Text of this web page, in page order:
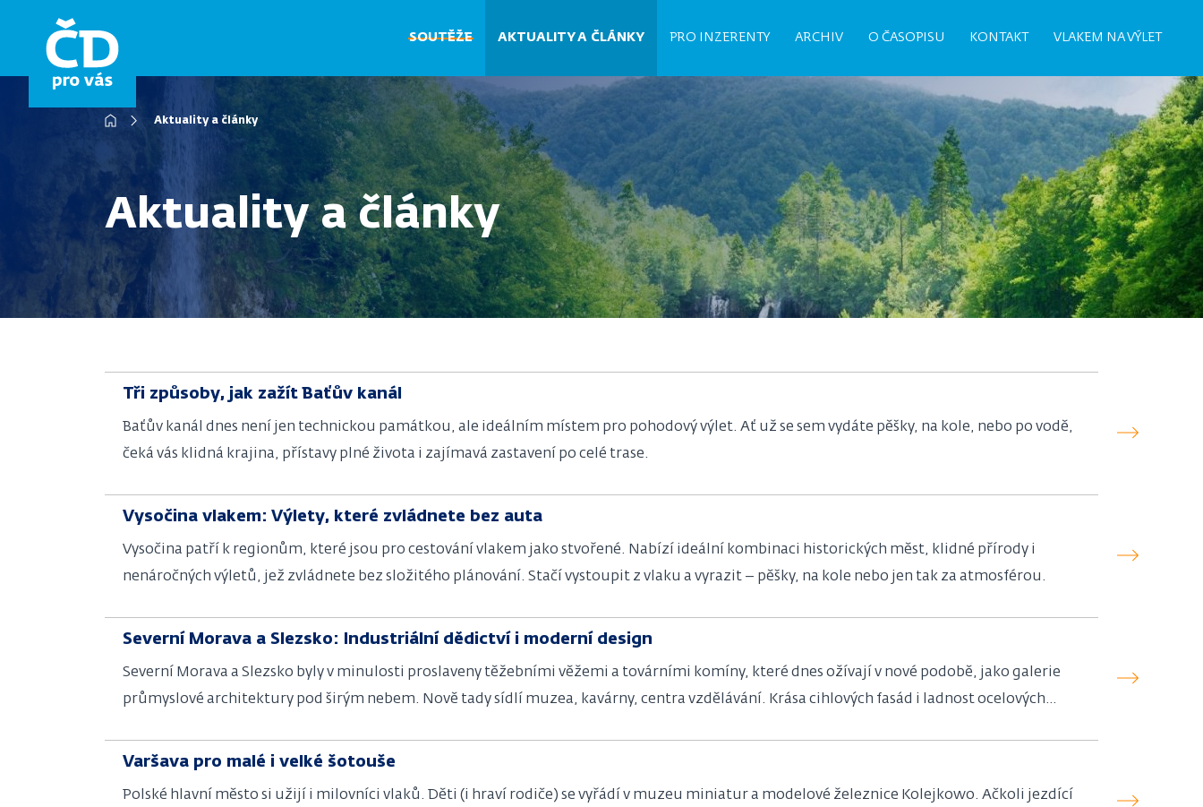
hlavnímu
SOUTĚŽE AKTUALITY A ČLÁNKY PRO INZERENTY ARCHIV O ČASOPISU KONTAKT VLAKEM NA VÝLET
Drobečková
navigace
Aktuality a články
Aktuality a články
Tři způsoby, jak zažít Baťův kanál
Baťův kanál dnes není jen technickou památkou, ale ideálním místem pro pohodový výlet. Ať už se sem vydáte pěšky, na kole, nebo po vodě,
čeká vás klidná krajina, přístavy plné života i zajímavá zastavení po celé trase.
Vysočina vlakem: Výlety, které zvládnete bez auta
Vysočina patří k regionům, které jsou pro cestování vlakem jako stvořené. Nabízí ideální kombinaci historických měst, klidné přírody i
nenáročných výletů, jež zvládnete bez složitého plánování. Stačí vystoupit z vlaku a vyrazit – pěšky, na kole nebo jen tak za atmosférou.
Severní Morava a Slezsko: Industriální dědictví i moderní design
Severní Morava a Slezsko byly v minulosti proslaveny těžebními věžemi a továrními komíny, které dnes ožívají v nové podobě, jako galerie
průmyslové architektury pod širým nebem. Nově tady sídlí muzea, kavárny, centra vzdělávání. Krása cihlových fasád i ladnost ocelových
Varšava pro malé i velké šotouše
Polské hlavní město si užijí i milovníci vlaků. Děti (i hraví rodiče) se vyřádí v muzeu miniatur a modelové železnice Kolejkowo. Ačkoli jezdící